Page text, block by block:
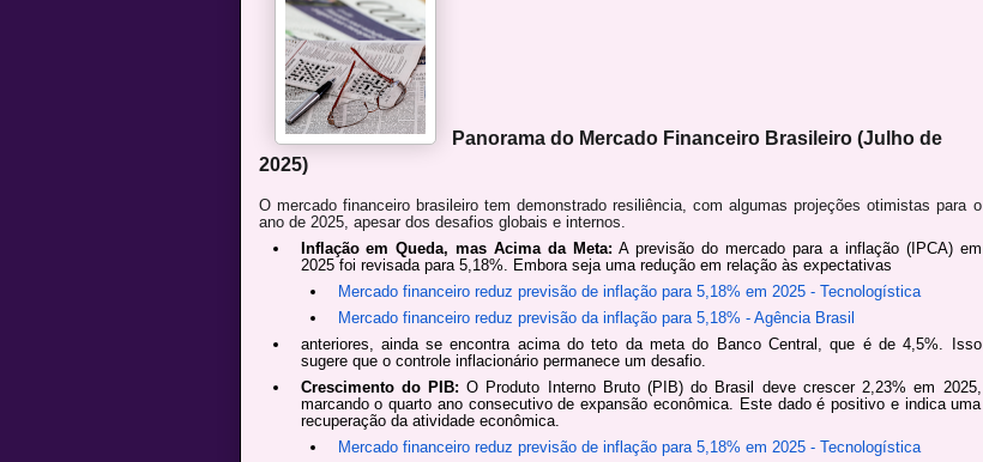
Panorama do Mercado Financeiro Brasileiro (Julho de
2025)
O mercado financeiro brasileiro tem demonstrado resiliência, com algumas projeções otimistas para o
ano de 2025, apesar dos desafios globais e internos.
Inflação em Queda, mas Acima da Meta: A previsão do mercado para a inflação (IPCA) em
2025 foi revisada para 5,18%. Embora seja uma redução em relação às expectativas
Mercado financeiro reduz previsão de inflação para 5,18% em 2025 - Tecnologística
Mercado financeiro reduz previsão da inflação para 5,18% - Agência Brasil
anteriores, ainda se encontra acima do teto da meta do Banco Central, que é de 4,5%. Isso
sugere que o controle inflacionário permanece um desafio.
Crescimento do PIB: O Produto Interno Bruto (PIB) do Brasil deve crescer 2,23% em 2025,
marcando o quarto ano consecutivo de expansão econômica. Este dado é positivo e indica uma
recuperação da atividade econômica.
Mercado financeiro reduz previsão de inflação para 5,18% em 2025 - Tecnologística